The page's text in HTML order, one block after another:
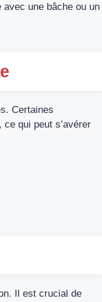
une bâche ou un
Certaines
qui peut s’avérer
Il est crucial de